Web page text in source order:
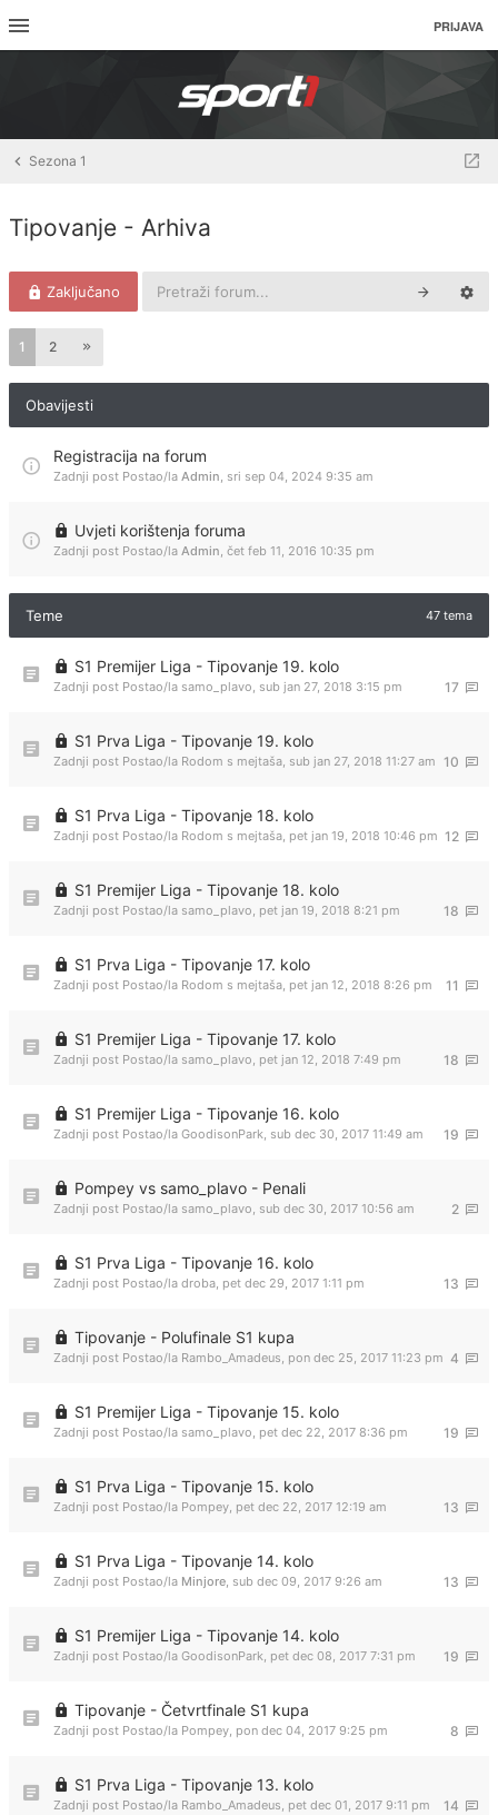
PRIJAVA
Sezona 1
Tipovanje - Arhiva
Zaključano
1 2
Obavijesti
Registracija na forum
Zadnji post Postao/la Admin, sri sep 04, 2024 9:35 am
Uvjeti korištenja foruma
Zadnji post Postao/la Admin, čet feb 11, 2016 10:35 pm
Teme 47 tema
S1 Premijer Liga - Tipovanje 19. kolo
17
Zadnji post Postao/la samo_plavo, sub jan 27, 2018 3:15 pm
S1 Prva Liga - Tipovanje 19. kolo
10
Zadnji post Postao/la Rodom s mejtaša, sub jan 27, 2018 11:27 am
S1 Prva Liga - Tipovanje 18. kolo
12
Zadnji post Postao/la Rodom s mejtaša, pet jan 19, 2018 10:46 pm
S1 Premijer Liga - Tipovanje 18. kolo
18
Zadnji post Postao/la samo_plavo, pet jan 19, 2018 8:21 pm
S1 Prva Liga - Tipovanje 17. kolo
11
Zadnji post Postao/la Rodom s mejtaša, pet jan 12, 2018 8:26 pm
S1 Premijer Liga - Tipovanje 17. kolo
18
Zadnji post Postao/la samo_plavo, pet jan 12, 2018 7:49 pm
S1 Premijer Liga - Tipovanje 16. kolo
19
Zadnji post Postao/la GoodisonPark, sub dec 30, 2017 11:49 am
Pompey vs samo_plavo - Penali
2
Zadnji post Postao/la samo_plavo, sub dec 30, 2017 10:56 am
S1 Prva Liga - Tipovanje 16. kolo
13
Zadnji post Postao/la droba, pet dec 29, 2017 1:11 pm
Tipovanje - Polufinale S1 kupa
4
Zadnji post Postao/la Rambo_Amadeus, pon dec 25, 2017 11:23 pm
S1 Premijer Liga - Tipovanje 15. kolo
19
Zadnji post Postao/la samo_plavo, pet dec 22, 2017 8:36 pm
S1 Prva Liga - Tipovanje 15. kolo
13
Zadnji post Postao/la Pompey, pet dec 22, 2017 12:19 am
S1 Prva Liga - Tipovanje 14. kolo
13
Zadnji post Postao/la Minjore, sub dec 09, 2017 9:26 am
S1 Premijer Liga - Tipovanje 14. kolo
19
Zadnji post Postao/la GoodisonPark, pet dec 08, 2017 7:31 pm
Tipovanje - Četvrtfinale S1 kupa
8
Zadnji post Postao/la Pompey, pon dec 04, 2017 9:25 pm
S1 Prva Liga - Tipovanje 13. kolo
14
Zadnji post Postao/la Rambo_Amadeus, pet dec 01, 2017 9:11 pm